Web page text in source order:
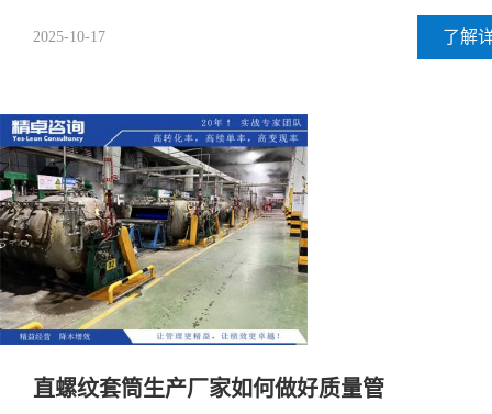
2025-10-17 了解
直螺纹套筒生产厂家如何做好质量管